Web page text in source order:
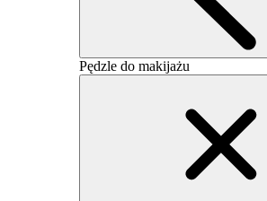
Pędzle do makijażu